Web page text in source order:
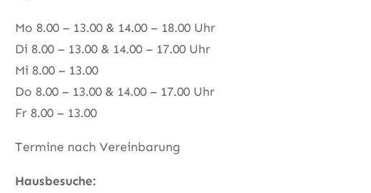
Mo 8.00 – 13.00 & 14.00 – 18.00 Uhr
Di 8.00 – 13.00 & 14.00 – 17.00 Uhr
Mi 8.00 – 13.00
Do 8.00 – 13.00 & 14.00 – 17.00 Uhr
Fr 8.00 – 13.00
Termine nach Vereinbarung
Hausbesuche: